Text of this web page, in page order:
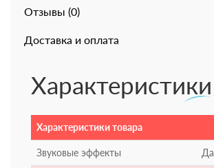
Отзывы (0)
Доставка и оплата
Характеристики
Характеристики товара
Звуковые эффекты Да